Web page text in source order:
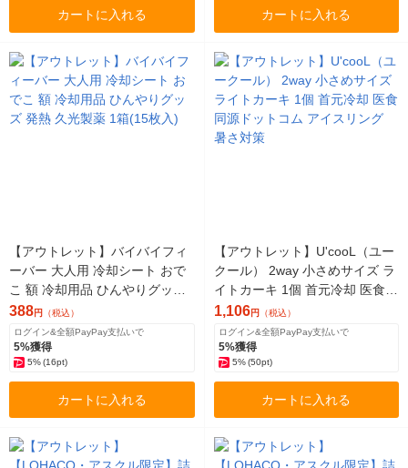
カートに入れる カートに入れる
【アウトレット】バイバイフィ
ーバー 大人用 冷却シート おで
こ 額 冷却用品 ひんやりグッズ
発熱 久光製薬 1箱(15枚入)
388円 （税込）
ログイン&全額PayPay支払いで
5%獲得
5%(16pt)
カートに入れる
【アウトレット】U'cooL（ユー
クール） 2way 小さめサイズ ラ
イトカーキ 1個 首元冷却 医食同
源ドットコム アイスリング 暑
さ対策
1,106円 （税込）
ログイン&全額PayPay支払いで
5%獲得
5% (50pt)
カートに入れる